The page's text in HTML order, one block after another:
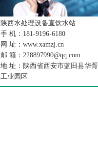
陕西水处理设备直饮水站
手 机：181-9196-6180
网 址：www.xamzj.cn
邮 箱：228897990@qq.com
地 址：陕西省西安市蓝田县华胥
工业园区